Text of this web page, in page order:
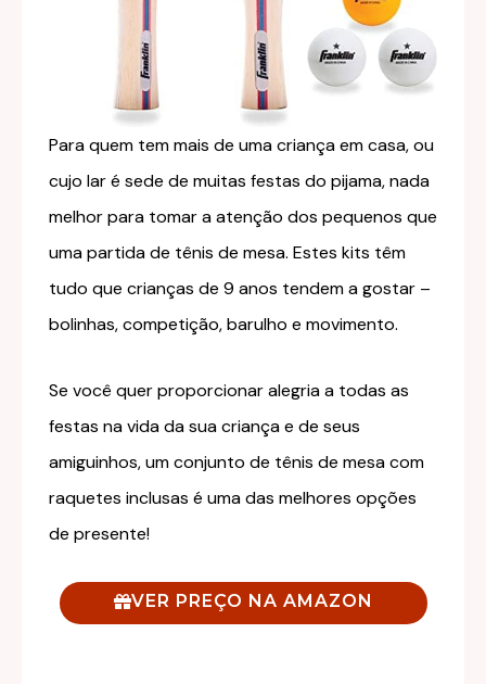
Para quem tem mais de uma criança em casa, ou
cujo lar é sede de muitas festas do pijama, nada
melhor para tomar a atenção dos pequenos que
uma partida de tênis de mesa. Estes kits têm
tudo que crianças de 9 anos tendem a gostar –
bolinhas, competição, barulho e movimento.
Se você quer proporcionar alegria a todas as
festas na vida da sua criança e de seus
amiguinhos, um conjunto de tênis de mesa com
raquetes inclusas é uma das melhores opções
de presente!
VER PREÇO NA AMAZON